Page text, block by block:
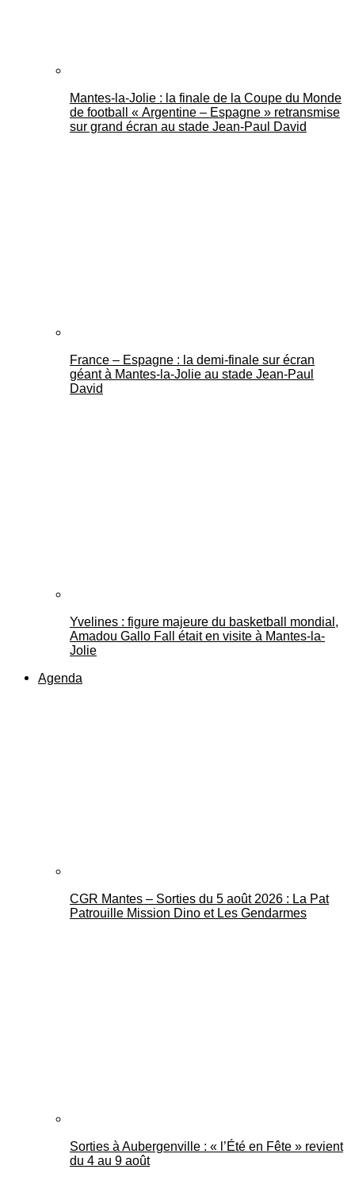
Mantes-la-Jolie : la finale de la Coupe du Monde
de football « Argentine – Espagne » retransmise
sur grand écran au stade Jean-Paul David
France – Espagne : la demi-finale sur écran
géant à Mantes-la-Jolie au stade Jean-Paul
David
Yvelines : figure majeure du basketball mondial,
Amadou Gallo Fall était en visite à Mantes-la-
Jolie
Agenda
CGR Mantes – Sorties du 5 août 2026 : La Pat
Patrouille Mission Dino et Les Gendarmes
Sorties à Aubergenville : « l’Été en Fête » revient
du 4 au 9 août